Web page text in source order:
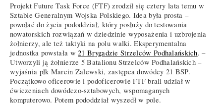
Projekt Future Task Force (FTF) zrodził się cztery lata temu w
Sztabie Generalnym Wojska Polskiego. Idea była prosta –
powołać do życia pododdział, który posłuży do testowania
nowatorskich rozwiązań w dziedzinie wyposażenia i uzbrojenia
żołnierzy, ale też taktyki na polu walki. Eksperymentalna
jednostka powstała w21 Brygadzie Strzelców Podhalańskich. –
Utworzyli ją żołnierze 5 Batalionu Strzelców Podhalańskich –
wyjaśnia płk Marcin Zalewski, zastępca dowódcy 21 BSP.
Początkowo oficerowie i podoficerowie FTF brali udział w
ćwiczeniach dowódczo-sztabowych, wspomaganych
komputerowo. Potem pododdział wyszedł w pole.